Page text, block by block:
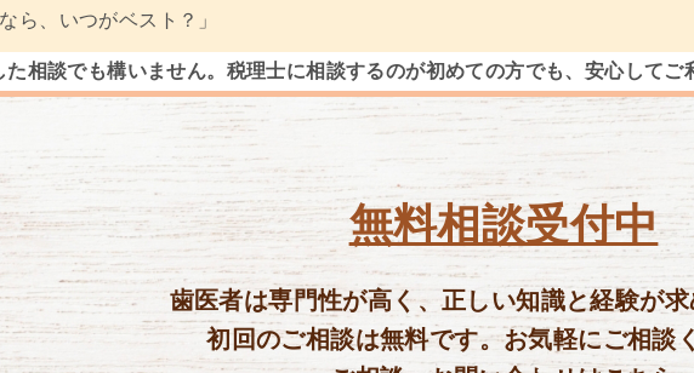
ら、いつがベスト？」
た相談でも構いません。税理士に相談するのが初めての方でも、安心してご
無料相談受付中
歯医者は専門性が高く、正しい知識と経験が求
初回のご相談は無料です。お気軽にご相談